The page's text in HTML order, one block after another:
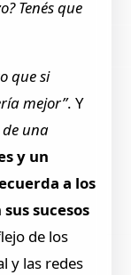
Tenés que
que si
mejor”. Y
de una
y un
a los
sucesos
de los
y las redes